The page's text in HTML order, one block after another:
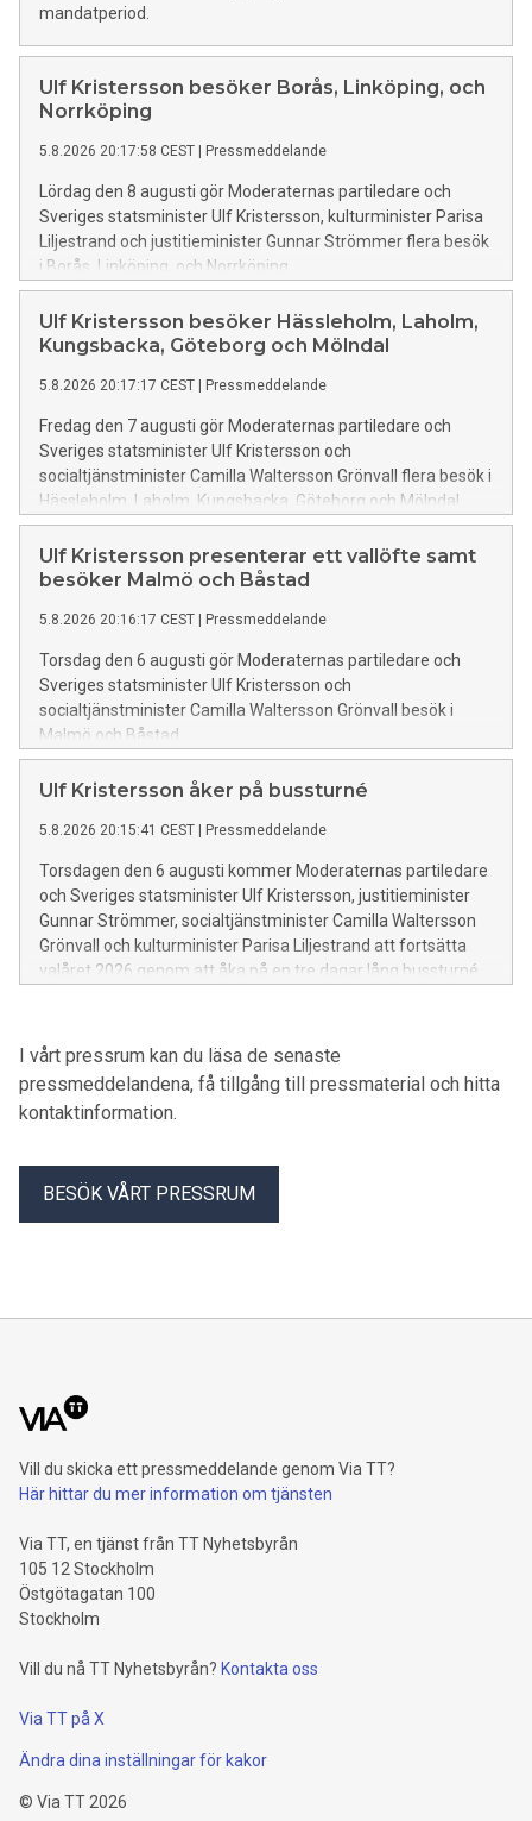
mandatperiod.
Ulf Kristersson besöker Borås, Linköping, och
Norrköping
5.8.2026 20:17:58 CEST Pressmeddelande
Lördag den 8 augusti gör Moderaternas partiledare och
Sveriges statsminister Ulf Kristersson, kulturminister Parisa
Liljestrand och justitieminister Gunnar Strömmer flera besök
i Borås, Linköping, och Norrköping
Ulf Kristersson besöker Hässleholm, Laholm,
Kungsbacka, Göteborg och Mölndal
5.8.2026 20:17:17 CEST Pressmeddelande
Fredag den 7 augusti gör Moderaternas partiledare och
Sveriges statsminister Ulf Kristersson och
socialtjänstminister Camilla Waltersson Grönvall flera besök i
Hässleholm, Laholm, Kungsbacka, Göteborg och Mölndal
Ulf Kristersson presenterar ett vallöfte samt
besöker Malmö och Båstad
5.8.2026 20:16:17 CEST Pressmeddelande
Torsdag den 6 augusti gör Moderaternas partiledare och
Sveriges statsminister Ulf Kristersson och
socialtjänstminister Camilla Waltersson Grönvall besök i
Malmö och Båstad.
Ulf Kristersson åker på bussturné
5.8.2026 20:15:41 CEST Pressmeddelande
Torsdagen den 6 augusti kommer Moderaternas partiledare
och Sveriges statsminister Ulf Kristersson, justitieminister
Gunnar Strömmer, socialtjänstminister Camilla Waltersson
Grönvall och kulturminister Parisa Liljestrand att fortsätta
valåret 2026 genom att åka på en tre dagar lång bussturné.
I vårt pressrum kan du läsa de senaste
pressmeddelandena, få tillgång till pressmaterial och hitta
kontaktinformation.
BESÖK VÅRT PRESSRUM
Vill du skicka ett pressmeddelande genom Via TT?
Här hittar du mer information om tjänsten
Via TT, en tjänst från TT Nyhetsbyrån
105 12 Stockholm
Östgötagatan 100
Stockholm
Vill du nå TT Nyhetsbyrån? Kontakta oss
Via TT på X
Ändra dina inställningar för kakor
© Via TT 2026